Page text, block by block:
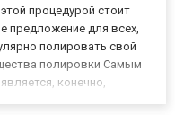
процедурой стоит
предложение для всех,
полировать свой
полировки Самым
конечно,